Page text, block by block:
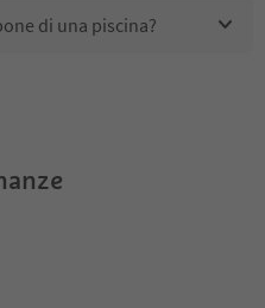
di una piscina?
animali domestici?
presso Apartments
ricevono l'Alto